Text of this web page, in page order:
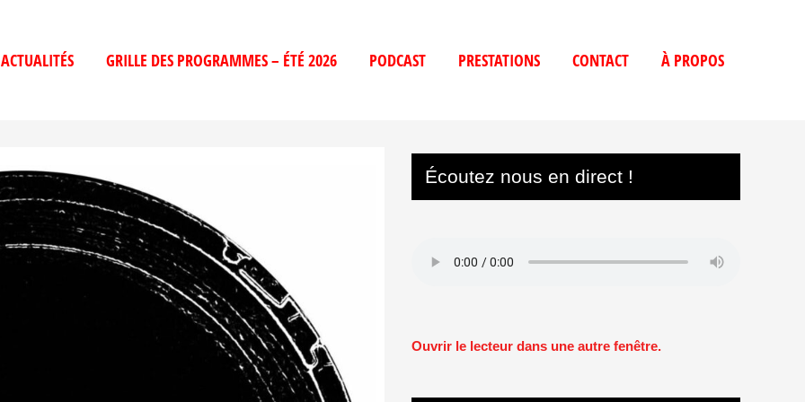
ACTUALITÉS GRILLE DES PROGRAMMES – ÉTÉ 2026 PODCAST PRESTATIONS CONTACT À PROPOS
Écoutez nous en direct !
Ouvrir le lecteur dans une autre fenêtre.